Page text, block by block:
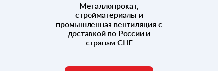
Металлопрокат,
стройматериалы и
промышленная вентиляция с
доставкой по России и
странам СНГ